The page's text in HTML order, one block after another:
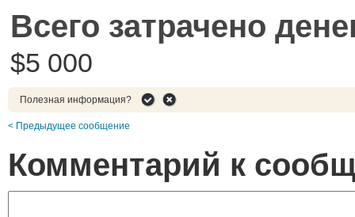
Всего затрачено
$5 000
Полезная информация?
< Предыдущее сообщение
Комментарий к